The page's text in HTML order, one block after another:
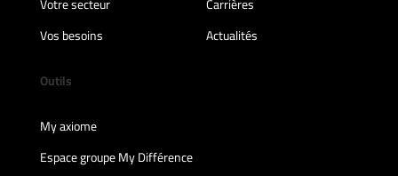
Votre secteur
Carrières
Vos besoins
Actualités
Outils
My axiome
Espace groupe My Différence